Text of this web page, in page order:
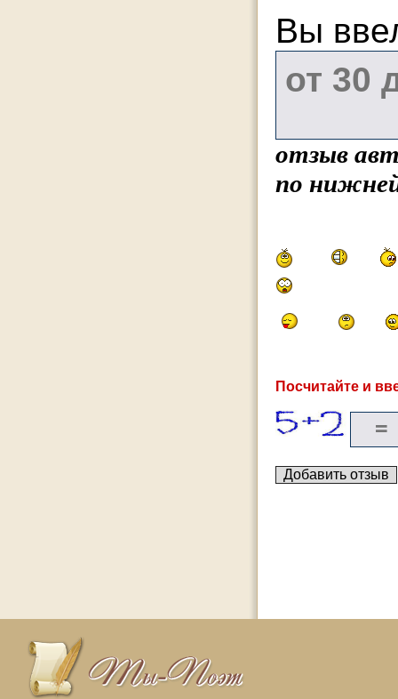
Вы
отзыв
по
Посчитайте и